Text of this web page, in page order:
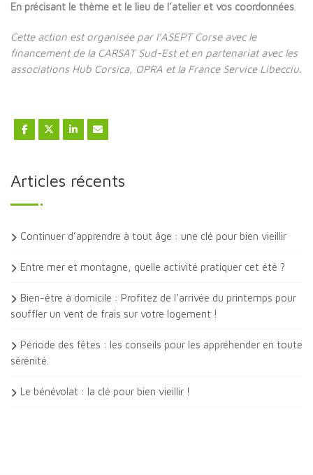
En précisant le thème et le lieu de l’atelier et vos coordonnées
Cette action est organisée par l’ASEPT Corse avec le
financement de la CARSAT Sud-Est et en partenariat avec les
associations Hub Corsica, OPRA et la France Service Libecciu.
Articles récents
Continuer d’apprendre à tout âge : une clé pour bien vieillir
Entre mer et montagne, quelle activité pratiquer cet été ?
Bien-être à domicile : Profitez de l’arrivée du printemps pour
souffler un vent de frais sur votre logement !
Période des fêtes : les conseils pour les appréhender en toute
sérénité.
Le bénévolat : la clé pour bien vieillir !